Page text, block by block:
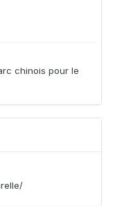
chinois pour le